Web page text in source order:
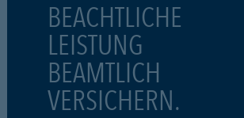
BEACHTLICHE
LEISTUNG
BEAMTLICH
VERSICHERN.